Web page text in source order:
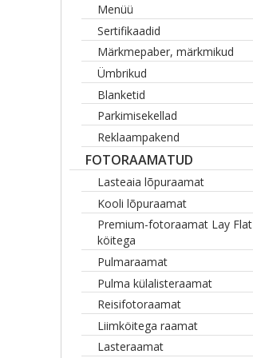
Menüü
Sertifikaadid
Märkmepaber, märkmikud
Ümbrikud
Blanketid
Parkimisekellad
Reklaampakend
FOTORAAMATUD
Lasteaia lõpuraamat
Kooli lõpuraamat
Premium-fotoraamat Lay Flat
köitega
Pulmaraamat
Pulma külalisteraamat
Reisifotoraamat
Liimköitega raamat
Lasteraamat